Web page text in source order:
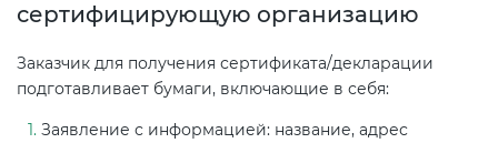
сертифицирующую организацию
Заказчик для получения сертификата/декларации
подготавливает бумаги, включающие в себя:
Заявление с информацией: название, адрес